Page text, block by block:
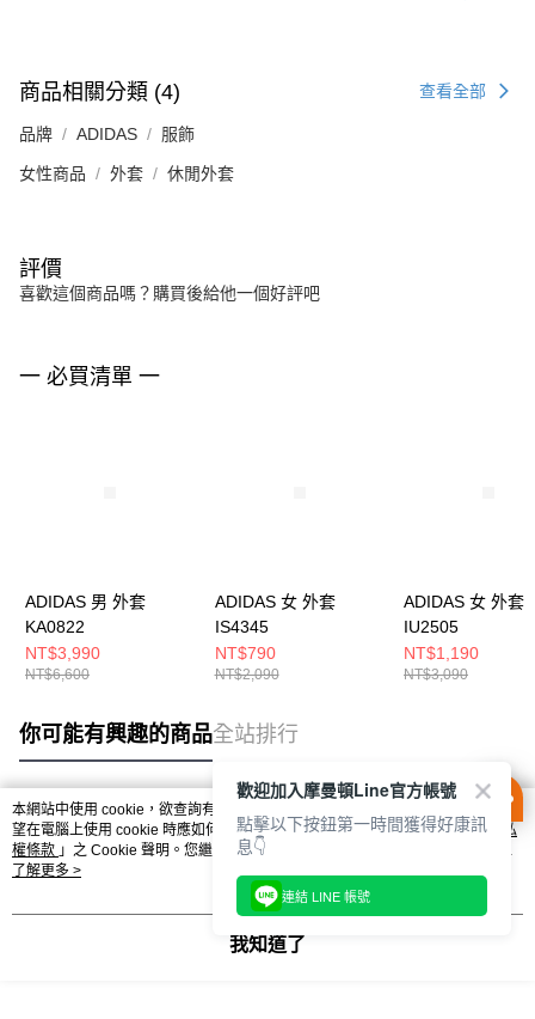
商品相關分類 (4) 查看全部
品牌 ADIDAS 服飾
女性商品 外套 休閒外套
評價
喜歡這個商品嗎？購買後給他一個好評吧
一 必買清單 一
ADIDAS 男 外套
KA0822
NT$3,990
NT$6,600
ADIDAS 女 外套
IS4345
NT$790
NT$2,090
ADIDAS 女 外套
IU2505
NT$1,190
NT$3,090
你可能有興趣的商品全站排行
熱門標籤
本網站中使用 cookie，欲查詢有關本網站使用 cookie 方式之詳情，及若您不希
望在電腦上使用 cookie 時應如何變更電腦的 cookie 設定，請參閱本網站「
隱私
權條款 」之 Cookie 聲明。您繼續使用本網站即表示您同意本公司得按本網站使
用條款之 Cookie 聲明使用 cookie。
了解更多 >
我知道了
歡迎加入摩曼頓Line官方帳號
點擊以下按鈕第一時間獲得好康訊
息👇
連結 LINE 帳號